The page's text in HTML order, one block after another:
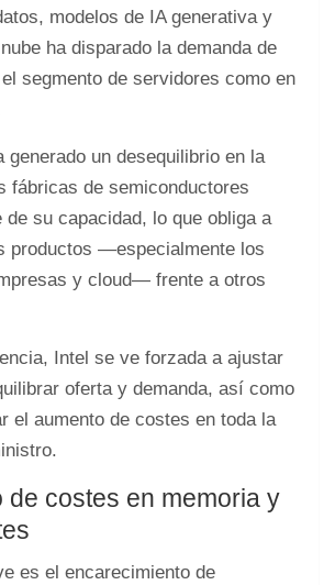
modelos de IA generativa y
ha disparado la demanda de
segmento de servidores como en
generado un desequilibrio en la
fábricas de semiconductores
su capacidad, lo que obliga a
productos —especialmente los
y cloud— frente a otros
Intel se ve forzada a ajustar
oferta y demanda, así como
el aumento de costes en toda la
de costes en memoria y
es el encarecimiento de